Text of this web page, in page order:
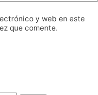
y web en este
que comente.